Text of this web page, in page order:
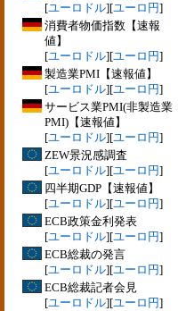
[ユーロドル][ユーロ円]
消費者物価指数【速報
値】
[ユーロドル][ユーロ円]
製造業PMI【速報値】
[ユーロドル][ユーロ円]
サービス業PMI(非製造業
PMI)【速報値】
[ユーロドル][ユーロ円]
ZEW景況感調査
[ユーロドル][ユーロ円]
四半期GDP【速報値】
[ユーロドル][ユーロ円]
ECB政策金利発表
[ユーロドル][ユーロ円]
ECB総裁の発言
[ユーロドル][ユーロ円]
ECB総裁記者会見
[ユーロドル][ユーロ円]